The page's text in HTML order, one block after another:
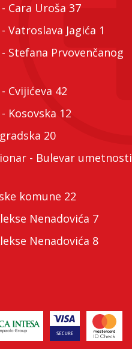
Cara Uroša 37
Vatroslava Jagića 1
Stefana Prvovenčanog
Cvijićeva 42
Kosovska 12
20
- Bulevar umetnosti
komune 22
Nenadovića 7
Nenadovića 8